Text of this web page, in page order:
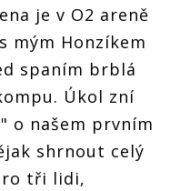
po
k
Německu
nás
dovedlo k
že jsme
země
bigbítu
zaslíbená
je v O2 areně
mým Honzíkem
spaním brblá
Úkol zní
o našem prvním
shrnout celý
tři lidi,